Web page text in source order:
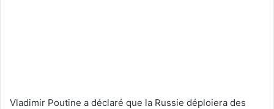
Vladimir Poutine a déclaré que la Russie déploiera des